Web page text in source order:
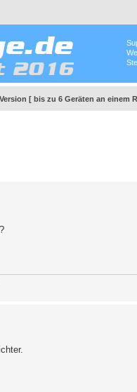
[ bis zu 6 Geräten an einem